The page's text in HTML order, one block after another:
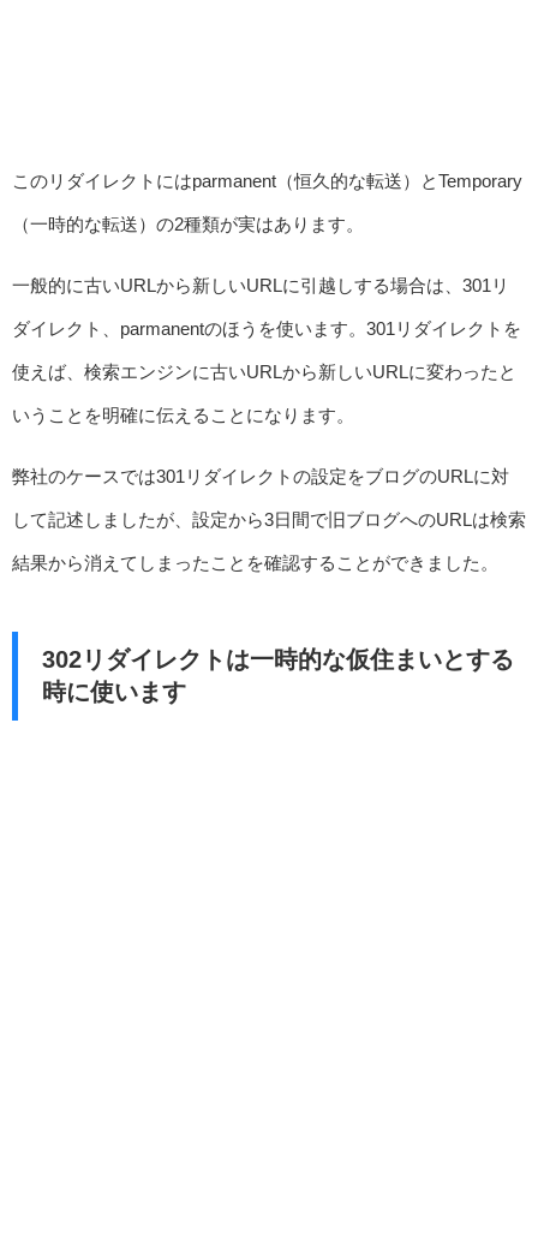
このリダイレクトにはparmanent（恒久的な転送）とTemporary
（一時的な転送）の2種類が実はあります。
一般的に古いURLから新しいURLに引越しする場合は、301リ
ダイレクト、parmanentのほうを使います。301リダイレクトを
使えば、検索エンジンに古いURLから新しいURLに変わったと
いうことを明確に伝えることになります。
弊社のケースでは301リダイレクトの設定をブログのURLに対
して記述しましたが、設定から3日間で旧ブログへのURLは検索
結果から消えてしまったことを確認することができました。
302リダイレクトは一時的な仮住まいとする
時に使います